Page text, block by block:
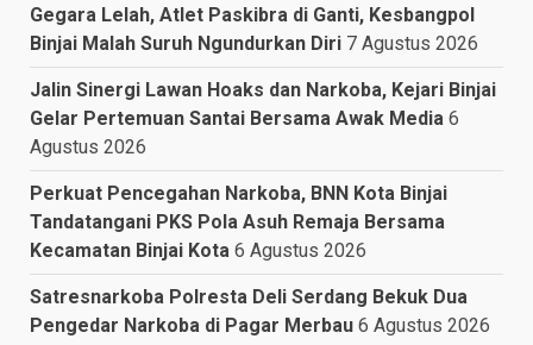
Gegara Lelah, Atlet Paskibra di Ganti, Kesbangpol
Binjai Malah Suruh Ngundurkan Diri 7 Agustus 2026
Jalin Sinergi Lawan Hoaks dan Narkoba, Kejari Binjai
Gelar Pertemuan Santai Bersama Awak Media 6
Agustus 2026
Perkuat Pencegahan Narkoba, BNN Kota Binjai
Tandatangani PKS Pola Asuh Remaja Bersama
Kecamatan Binjai Kota 6 Agustus 2026
Satresnarkoba Polresta Deli Serdang Bekuk Dua
Pengedar Narkoba di Pagar Merbau 6 Agustus 2026